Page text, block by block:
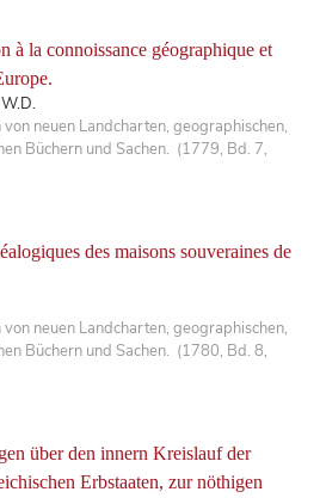
à la connoissance géographique et
neuen Landcharten, geographischen,
Büchern und Sachen. (1779, Bd. 7,
des maisons souveraines de
neuen Landcharten, geographischen,
Büchern und Sachen. (1780, Bd. 8,
über den innern Kreislauf der
Erbstaaten, zur nöthigen